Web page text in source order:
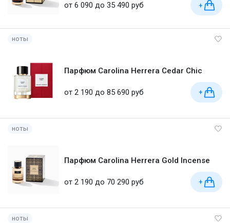
от 6 090 до 35 490 руб +
ноты
Парфюм Carolina Herrera Cedar Chic
от 2 190 до 85 690 руб +
ноты
Парфюм Carolina Herrera Gold Incense
от 2 190 до 70 290 руб +
ноты